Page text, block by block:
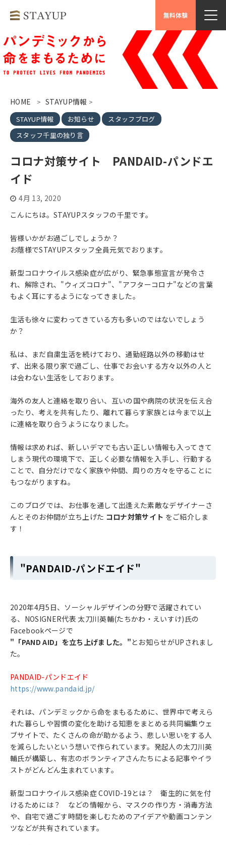
無料体験
HOME > STAYUP情報 >
STAYUP情報
お知らせ
スタッフブログ
スタッフ千里の独り言
コロナ対策サイト PANDAID-パンドエ
イド
4月 13, 2020
こんにちは。STAYUPスタッフの千里です。
皆様いかがお過ごしでしょうか？
お蔭様でSTAYUPスタッフ全員元気でおります。
新型コロナウイルス感染症が広がり、緊急事態宣言が発令さ
れ、解除され、"ウィズコロナ"、"アフターコロナ"などの言葉
もよく耳にするようになってきました。
生活も徐々に変わってきている方も多いのではないでしょう
か？
私は、まだ自粛生活を続けており、通勤経路以外の移動はせ
ず、出来る限り家で過ごし、仕事でお会いする方々以外の人と
は会わない生活をしております。
海外の友人と連絡を取り合い、互いの国や病院の状況を伝え合
ったり、考えを共有したり、離れて暮らす家族とは今まで以上
に連絡を取り合うようになりました。
情報は求めれば、新しいデマでも古い正しい情報も入ってきて
しまう現代の環境下で、正しく必要な情報を入手し、行動する
ことで、自分だけでなく家族や仲間、周りの方々を守ることに
もつながりますね。
このブログでは、お仕事を通して出逢えた素敵なデザイナーさ
んとそのお仲間が立ち上げた コロナ対策サイト をご紹介しま
す！
"PANDAID-パンドエイド"
2020年4月5日、ソーシャルデザインの分野で活躍されてい
る、NOSIGNER代表 太刀川英輔(たちかわ・えいすけ)氏の
Facebookページで
"「PAND AID」を立ち上げました。"とお知らせがUPされまし
た。
PANDAID-パンドエイド
https://www.pandaid.jp/
それは、パンデミックから命をまもるために、世界中で考えら
れた暮らしや習慣の変化を助ける知恵をまとめる共同編集ウェ
ブサイトで、たくさんの命が助かるよう、悲しい思いをする人
を減らしたいという想いで作られています。発起人の太刀川英
輔氏が構築し、有志のボランティアさんたちによる記事やイラ
ストがどんどん生まれています。
新型コロナウイルス感染症 COVID-19とは？ 衛生的に気を付
けるためには？ などの情報から、マスクの作り方・消毒方法
や、自宅で過ごす時間を楽しむためのアイデアや動画コンテン
ツなどが共有されています。